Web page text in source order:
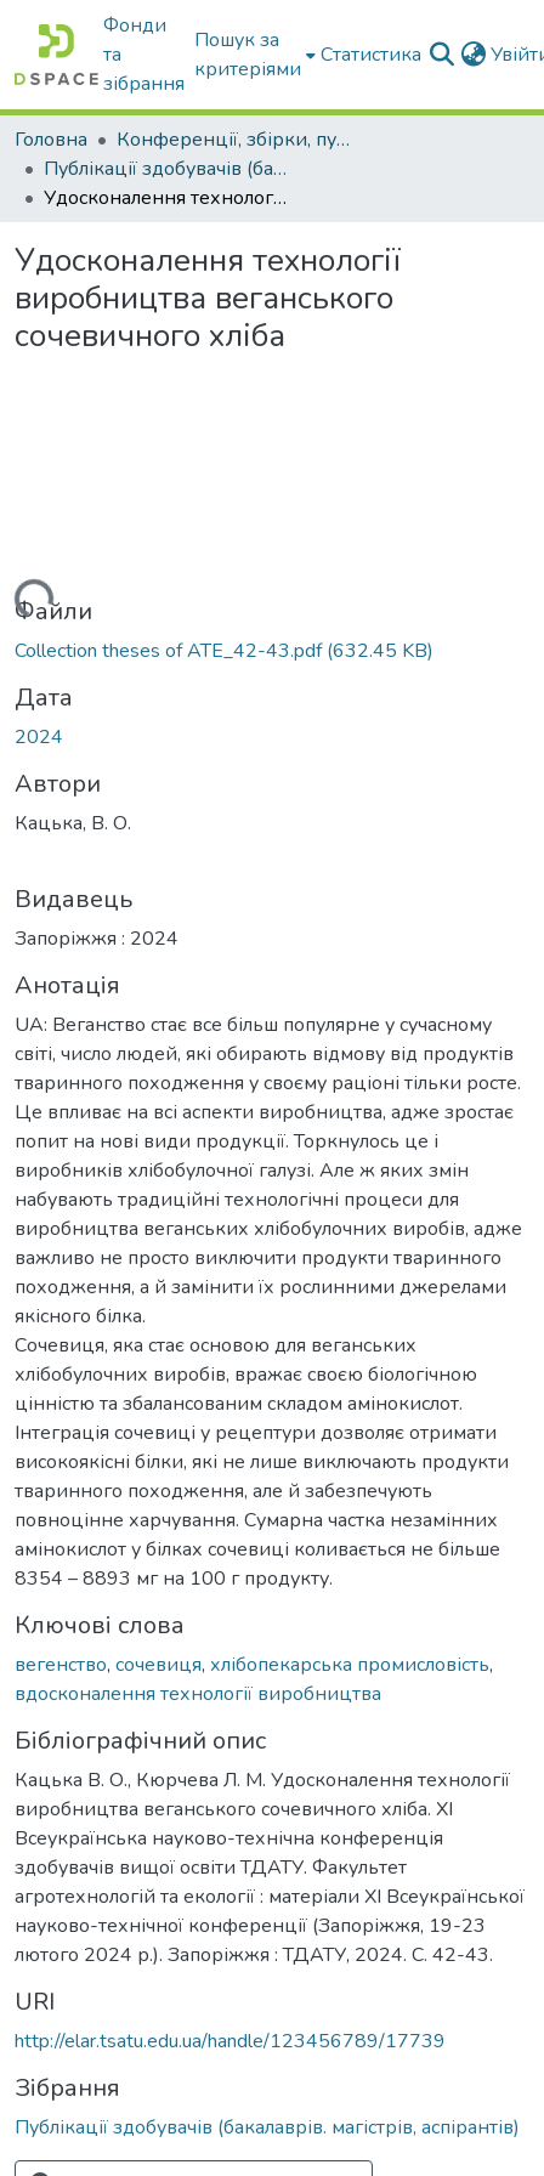
Фонди
та
зібрання
Пошук за
критеріями
Статистика
Головна
Конференції, збірки, публікації молодих вчених і здобувачів : магістрів, бакалаврів, аспірантів.
Публікації здобувачів (бакалаврів. магістрів, аспірантів)
Удосконалення технології виробництва веганського сочевичного хліба
Удосконалення технології
виробництва веганського
сочевичного хліба
Файли
Collection theses of ATE_42-43.pdf(632.45 KB)
Дата
2024
Автори
Кацька, В. О.
Видавець
Запоріжжя : 2024
Анотація
UA: Веганство стає все більш популярне у сучасному
світі, число людей, які обирають відмову від продуктів
тваринного походження у своєму раціоні тільки росте.
Це впливає на всі аспекти виробництва, адже зростає
попит на нові види продукції. Торкнулось це і
виробників хлібобулочної галузі. Але ж яких змін
набувають традиційні технологічні процеси для
виробництва веганських хлібобулочних виробів, адже
важливо не просто виключити продукти тваринного
походження, а й замінити їх рослинними джерелами
якісного білка.
Сочевиця, яка стає основою для веганських
хлібобулочних виробів, вражає своєю біологічною
цінністю та збалансованим складом амінокислот.
Інтеграція сочевиці у рецептури дозволяє отримати
високоякісні білки, які не лише виключають продукти
тваринного походження, але й забезпечують
повноцінне харчування. Сумарна частка незамінних
амінокислот у білках сочевиці коливається не більше
8354 – 8893 мг на 100 г продукту.
Ключові слова
вегенство, сочевиця, хлібопекарська промисловість,
вдосконалення технології виробництва
Бібліографічний опис
Кацька В. О., Кюрчева Л. М. Удосконалення технології
виробництва веганського сочевичного хліба. ХІ
Всеукраїнська науково-технічна конференція
здобувачів вищої освіти ТДАТУ. Факультет
агротехнологій та екології : матеріали ХІ Всеукраїнської
науково-технічної конференції (Запоріжжя, 19-23
лютого 2024 р.). Запоріжжя : ТДАТУ, 2024. С. 42-43.
URI
http://elar.tsatu.edu.ua/handle/123456789/17739
Зібрання
Публікації здобувачів (бакалаврів. магістрів, аспірантів)